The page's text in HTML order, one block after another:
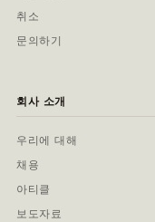
취소
문의하기
회사 소개
우리에 대해
채용
아티클
보도자료